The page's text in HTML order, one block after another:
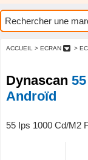
ACCUEIL > ECRAN >
Dynascan
Androïd
55 Ips 1000 Cd/M2